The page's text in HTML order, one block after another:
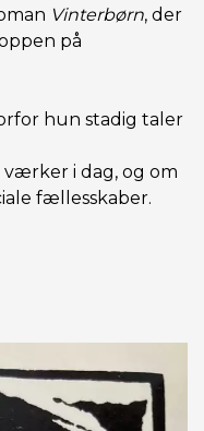
Vinterbørn, der
på
hun stadig taler
værker i dag, og om
fællesskaber.